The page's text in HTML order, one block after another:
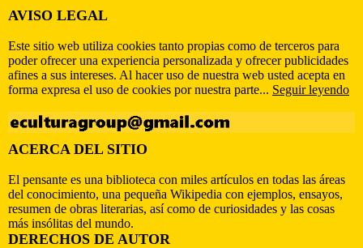
AVISO LEGAL
Este sitio web utiliza cookies tanto propias como de terceros para
poder ofrecer una experiencia personalizada y ofrecer publicidades
afines a sus intereses. Al hacer uso de nuestra web usted acepta en
forma expresa el uso de cookies por nuestra parte... Seguir leyendo
ACERCA DEL SITIO
El pensante es una biblioteca con miles artículos en todas las áreas
del conocimiento, una pequeña Wikipedia con ejemplos, ensayos,
resumen de obras literarias, así como de curiosidades y las cosas
más insólitas del mundo.
DERECHOS DE AUTOR